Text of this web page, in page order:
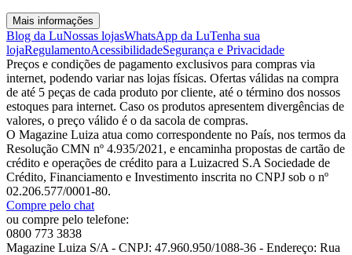
Mais informações
Blog da LuNossas lojasWhatsApp da LuTenha sua
lojaRegulamentoAcessibilidadeSegurança e Privacidade
Preços e condições de pagamento exclusivos para compras via
internet, podendo variar nas lojas físicas. Ofertas válidas na compra
de até 5 peças de cada produto por cliente, até o término dos nossos
estoques para internet. Caso os produtos apresentem divergências de
valores, o preço válido é o da sacola de compras.
O Magazine Luiza atua como correspondente no País, nos termos da
Resolução CMN nº 4.935/2021, e encaminha propostas de cartão de
crédito e operações de crédito para a Luizacred S.A Sociedade de
Crédito, Financiamento e Investimento inscrita no CNPJ sob o nº
02.206.577/0001-80.
Compre pelo chat
ou compre pelo telefone:
0800 773 3838
Magazine Luiza S/A - CNPJ: 47.960.950/1088-36 - Endereço: Rua